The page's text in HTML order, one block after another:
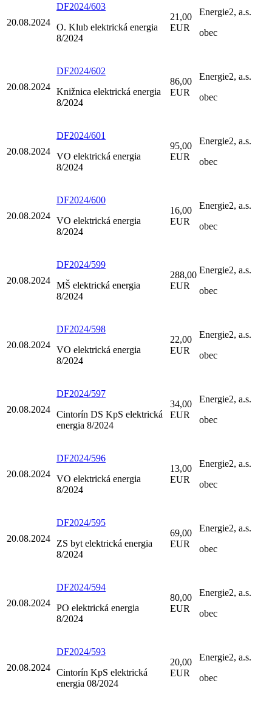
20.08.2024
DF2024/603
O. Klub elektrická energia
8/2024
21,00
EUR
Energie2, a.s.
obec
20.08.2024
DF2024/602
Knižnica elektrická energia
8/2024
86,00
EUR
Energie2, a.s.
obec
20.08.2024
DF2024/601
VO elektrická energia
8/2024
95,00
EUR
Energie2, a.s.
obec
20.08.2024
DF2024/600
VO elektrická energia
8/2024
16,00
EUR
Energie2, a.s.
obec
20.08.2024
DF2024/599
MŠ elektrická energia
8/2024
288,00
EUR
Energie2, a.s.
obec
20.08.2024
DF2024/598
VO elektrická energia
8/2024
22,00
EUR
Energie2, a.s.
obec
20.08.2024
DF2024/597
Cintorín DS KpS elektrická
energia 8/2024
34,00
EUR
Energie2, a.s.
obec
20.08.2024
DF2024/596
VO elektrická energia
8/2024
13,00
EUR
Energie2, a.s.
obec
20.08.2024
DF2024/595
ZS byt elektrická energia
8/2024
69,00
EUR
Energie2, a.s.
obec
20.08.2024
DF2024/594
PO elektrická energia
8/2024
80,00
EUR
Energie2, a.s.
obec
20.08.2024
DF2024/593
Cintorín KpS elektrická
energia 08/2024
20,00
EUR
Energie2, a.s.
obec